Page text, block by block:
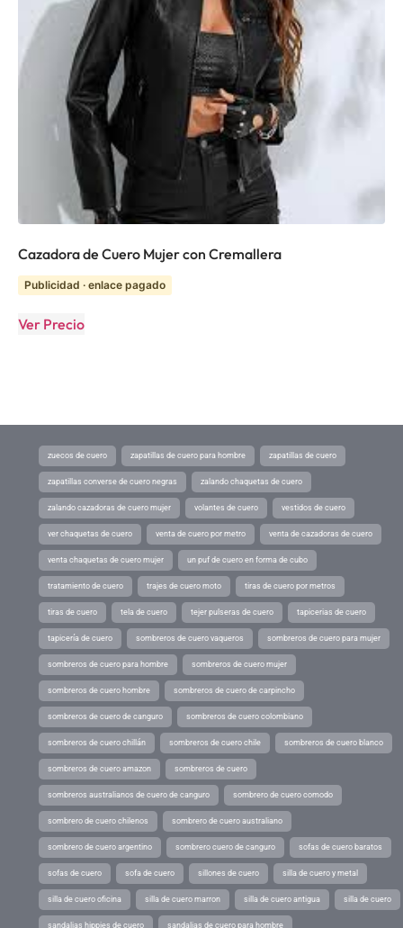
Cazadora de Cuero Mujer con Cremallera
Publicidad · enlace pagado
Ver Precio
zuecos de cuero zapatillas de cuero para hombre zapatillas de cuero
zapatillas converse de cuero negras zalando chaquetas de cuero
zalando cazadoras de cuero mujer volantes de cuero vestidos de cuero
ver chaquetas de cuero venta de cuero por metro venta de cazadoras de cuero
venta chaquetas de cuero mujer un puf de cuero en forma de cubo
tratamiento de cuero trajes de cuero moto tiras de cuero por metros
tiras de cuero tela de cuero tejer pulseras de cuero tapicerias de cuero
tapicería de cuero sombreros de cuero vaqueros sombreros de cuero para mujer
sombreros de cuero para hombre sombreros de cuero mujer
sombreros de cuero hombre sombreros de cuero de carpincho
sombreros de cuero de canguro sombreros de cuero colombiano
sombreros de cuero chillán sombreros de cuero chile sombreros de cuero blanco
sombreros de cuero amazon sombreros de cuero
sombreros australianos de cuero de canguro sombrero de cuero comodo
sombrero de cuero chilenos sombrero de cuero australiano
sombrero de cuero argentino sombrero cuero de canguro sofas de cuero baratos
sofas de cuero sofa de cuero sillones de cuero silla de cuero y metal
silla de cuero oficina silla de cuero marron silla de cuero antigua silla de cuero
sandalias hippies de cuero sandalias de cuero para hombre